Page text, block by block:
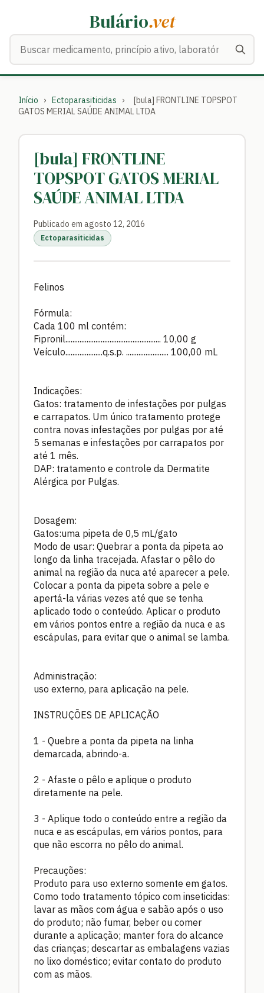
Bulário.vet
Início › Ectoparasiticidas ›
[bula] FRONTLINE TOPSPOT
GATOS MERIAL SAÚDE ANIMAL LTDA
[bula] FRONTLINE
TOPSPOT GATOS MERIAL
SAÚDE ANIMAL LTDA
Publicado em agosto 12, 2016
Ectoparasiticidas
Felinos
Fórmula:
Cada 100 ml contém:
Fipronil...................................................... 10,00 g
Veículo.....................q.s.p. ........................ 100,00 mL
Indicações:
Gatos: tratamento de infestações por pulgas
e carrapatos. Um único tratamento protege
contra novas infestações por pulgas por até
5 semanas e infestações por carrapatos por
até 1 mês.
DAP: tratamento e controle da Dermatite
Alérgica por Pulgas.
Dosagem:
Gatos:uma pipeta de 0,5 mL/gato
Modo de usar: Quebrar a ponta da pipeta ao
longo da linha tracejada. Afastar o pêlo do
animal na região da nuca até aparecer a pele.
Colocar a ponta da pipeta sobre a pele e
apertá-la várias vezes até que se tenha
aplicado todo o conteúdo. Aplicar o produto
em vários pontos entre a região da nuca e as
escápulas, para evitar que o animal se lamba.
Administração:
uso externo, para aplicação na pele.
INSTRUÇÕES DE APLICAÇÃO
1 - Quebre a ponta da pipeta na linha
demarcada, abrindo-a.
2 - Afaste o pêlo e aplique o produto
diretamente na pele.
3 - Aplique todo o conteúdo entre a região da
nuca e as escápulas, em vários pontos, para
que não escorra no pêlo do animal.
Precauções:
Produto para uso externo somente em gatos.
Como todo tratamento tópico com inseticidas:
lavar as mãos com água e sabão após o uso
do produto; não fumar, beber ou comer
durante a aplicação; manter fora do alcance
das crianças; descartar as embalagens vazias
no lixo doméstico; evitar contato do produto
com as mãos.